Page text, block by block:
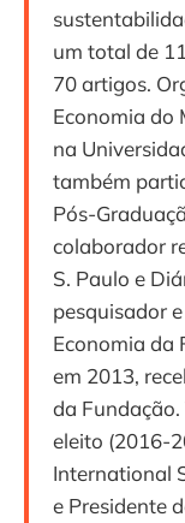
um total de
70 artigos.
Economia do
na
também
Pós-
colaborador
S. Paulo e
pesquisador
Economia da
em 2013,
da
eleito (2016-
International
e Presidente